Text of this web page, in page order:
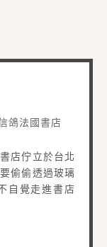
鴿法國書店
店佇立於台北
偷偷透過玻璃
自覺走進書店